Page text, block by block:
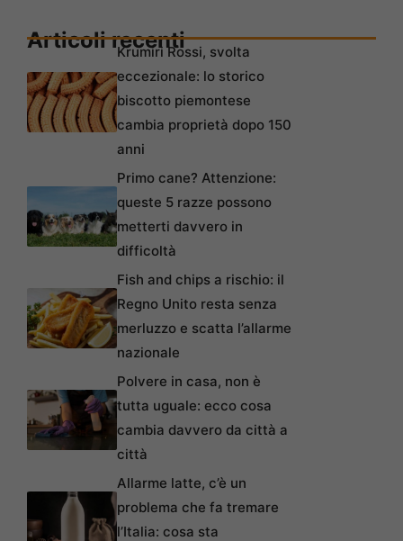
Articoli recentiKrumiri Rossi, svolta
eccezionale: lo storico
biscotto piemontese
cambia proprietà dopo 150
anni
Primo cane? Attenzione:
queste 5 razze possono
metterti davvero in
difficoltà
Fish and chips a rischio: il
Regno Unito resta senza
merluzzo e scatta l’allarme
nazionale
Polvere in casa, non è
tutta uguale: ecco cosa
cambia davvero da città a
città
Allarme latte, c’è un
problema che fa tremare
l’Italia: cosa sta